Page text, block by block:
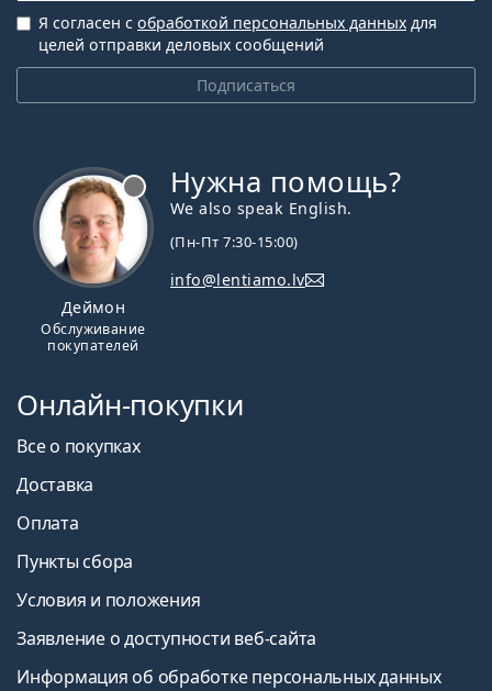
Подписаться
Я согласен с обработкой персональных данных для
целей отправки деловых сообщений
Деймон
Обслуживание
покупателей
Нужна помощь?
We also speak English.
(Пн-Пт 7:30-15:00)
info@lentiamo.lv
Онлайн-покупки
Все о покупках
Доставка
Оплата
Пункты сбора
Условия и положения
Заявление о доступности веб-сайта
Информация об обработке персональных данных